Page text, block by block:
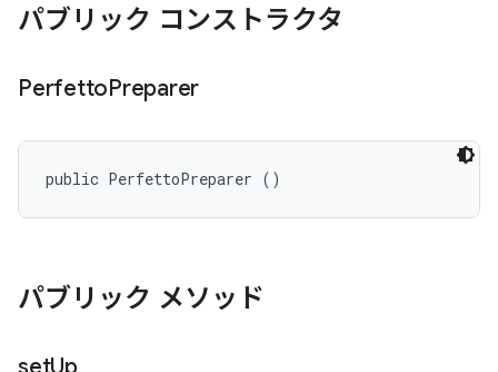
パブリック コンストラクタ
PerfettoPreparer
public PerfettoPreparer ()
パブリック メソッド